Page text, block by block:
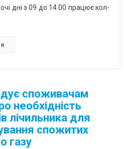
дні з 09 до 14.00 працює кол-
споживачам
необхідність
лічильника для
спожитих
газу